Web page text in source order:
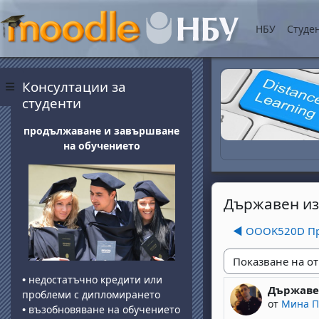
Прескочи на
Страничен панел
НБУ
Държавен
◀︎ OOOK520D
Начин на
от Мина
Number
Блокове
Консултации за
студенти
продължаване и завършване
на обучението
• недостатъчно кредити или
проблеми с дипломирането
• възобновяване на обучението